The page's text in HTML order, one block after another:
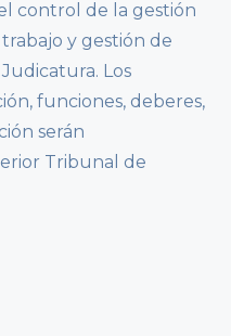
control de la gestión
y gestión de
Los
funciones, deberes,
serán
Tribunal de